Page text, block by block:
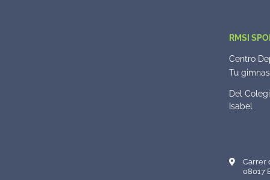
RMSI
Centro
Tu
Del
Isabel
Carrer
08017